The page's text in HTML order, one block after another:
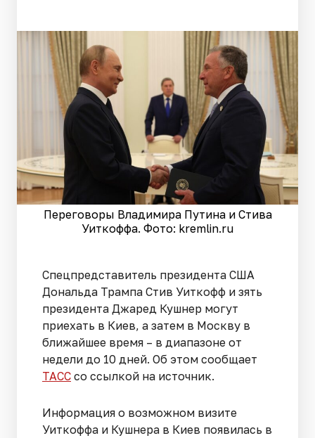
Переговоры Владимира Путина и Стива
Уиткоффа. Фото: kremlin.ru
Спецпредставитель президента США
Дональда Трампа Стив Уиткофф и зять
президента Джаред Кушнер могут
приехать в Киев, а затем в Москву в
ближайшее время – в диапазоне от
недели до 10 дней. Об этом сообщает
ТАСС со ссылкой на источник.
Информация о возможном визите
Уиткоффа и Кушнера в Киев появилась в